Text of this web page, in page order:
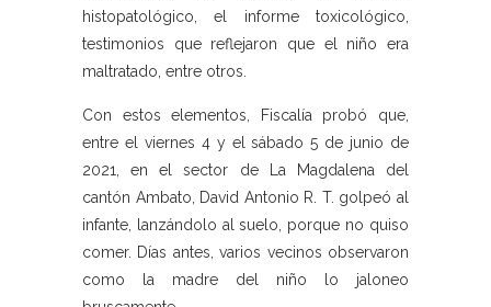
histopatológico, el informe toxicológico,
testimonios que reflejaron que el niño era
maltratado, entre otros.
Con estos elementos, Fiscalía probó que,
entre el viernes 4 y el sábado 5 de junio de
2021, en el sector de La Magdalena del
cantón Ambato, David Antonio R. T. golpeó al
infante, lanzándolo al suelo, porque no quiso
comer. Días antes, varios vecinos observaron
como la madre del niño lo jaloneo